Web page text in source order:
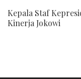
Kepala Staf
Kinerja Jokowi